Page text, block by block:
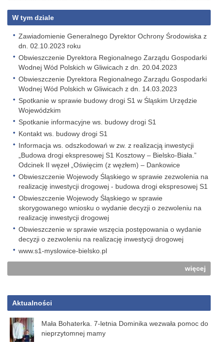
W tym dziale
Zawiadomienie Generalnego Dyrektor Ochrony Środowiska z
dn. 02.10.2023 roku
Obwieszczenie Dyrektora Regionalnego Zarządu Gospodarki
Wodnej Wód Polskich w Gliwicach z dn. 20.04.2023
Obwieszczenie Dyrektora Regionalnego Zarządu Gospodarki
Wodnej Wód Polskich w Gliwicach z dn. 14.03.2023
Spotkanie w sprawie budowy drogi S1 w Śląskim Urzędzie
Wojewódzkim
Spotkanie informacyjne ws. budowy drogi S1
Kontakt ws. budowy drogi S1
Informacja ws. odszkodowań w zw. z realizacją inwestycji
„Budowa drogi ekspresowej S1 Kosztowy – Bielsko-Biała.”
Odcinek II węzeł „Oświęcim (z węzłem) – Dankowice
Obwieszczenie Wojewody Śląskiego w sprawie zezwolenia na
realizację inwestycji drogowej - budowa drogi ekspresowej S1
Obwieszczenie Wojewody Śląskiego w sprawie
skorygowanego wniosku o wydanie decyzji o zezwoleniu na
realizację inwestycji drogowej
Obwieszczenie w sprawie wszęcia postępowania o wydanie
decyzji o zezwoleniu na realizację inwestycji drogowej
www.s1-myslowice-bielsko.pl
więcej
Aktualności
Mała Bohaterka. 7-letnia Dominika wezwała pomoc do
nieprzytomnej mamy